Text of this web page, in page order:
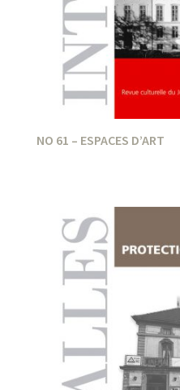
NO 61 – ESPACES D’ART